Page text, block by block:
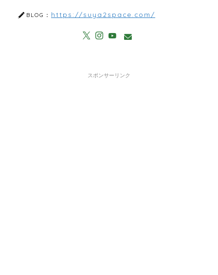
BLOG： https://suya2space.com/
スポンサーリンク